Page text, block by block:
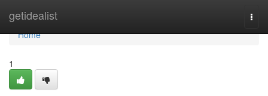
getidealist
Home
Home
1